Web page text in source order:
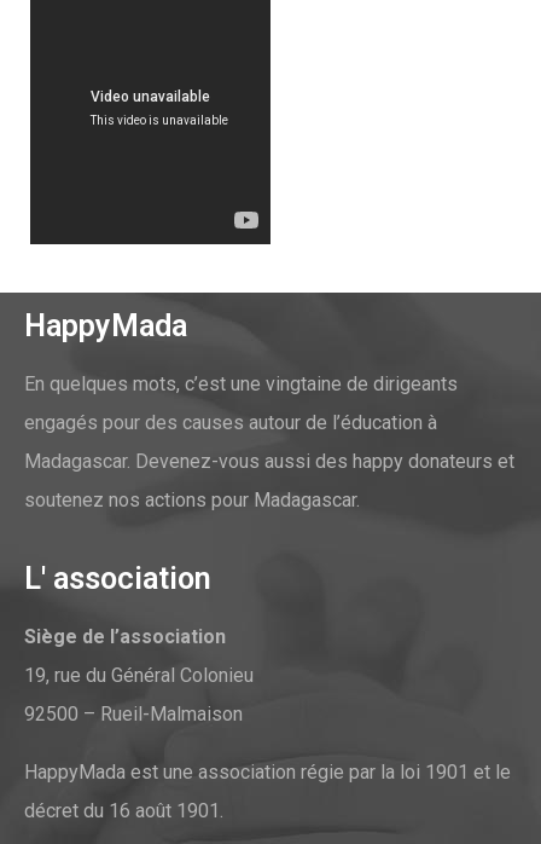
HappyMada
En quelques mots, c’est une vingtaine de dirigeants
engagés pour des causes autour de l’éducation à
Madagascar. Devenez-vous aussi des happy donateurs et
soutenez nos actions pour Madagascar.
L' association
Siège de l’association
19, rue du Général Colonieu
92500 – Rueil-Malmaison
HappyMada est une association régie par la loi 1901 et le
décret du 16 août 1901.